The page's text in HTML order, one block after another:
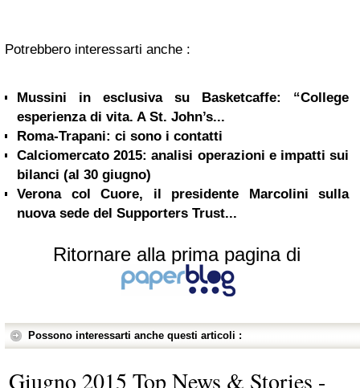
Potrebbero interessarti anche :
Mussini in esclusiva su Basketcaffe: “College
esperienza di vita. A St. John’s...
Roma-Trapani: ci sono i contatti
Calciomercato 2015: analisi operazioni e impatti sui
bilanci (al 30 giugno)
Verona col Cuore, il presidente Marcolini sulla
nuova sede del Supporters Trust...
Ritornare alla prima pagina di
Possono interessarti anche questi articoli :
Giugno 2015 Top News & Stories -